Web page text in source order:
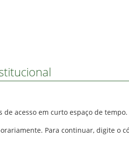
acesso em curto espaço de tempo.
Para continuar, digite o